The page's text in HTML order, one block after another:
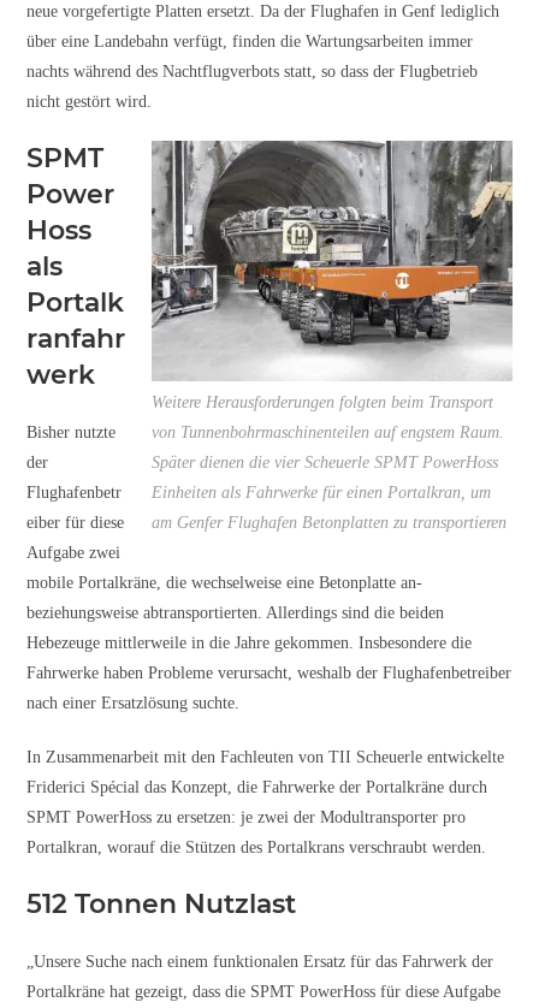
neue vorgefertigte Platten ersetzt. Da der Flughafen in Genf lediglich
über eine Landebahn verfügt, finden die Wartungsarbeiten immer
nachts während des Nachtflugverbots statt, so dass der Flugbetrieb
nicht gestört wird.
Weitere Herausforderungen folgten beim Transport
von Tunnenbohrmaschinenteilen auf engstem Raum.
Später dienen die vier Scheuerle SPMT PowerHoss
Einheiten als Fahrwerke für einen Portalkran, um
am Genfer Flughafen Betonplatten zu transportieren
SPMT
Power
Hoss
als
Portalk
ranfahr
werk
Bisher nutzte
der
Flughafenbetr
eiber für diese
Aufgabe zwei
mobile Portalkräne, die wechselweise eine Betonplatte an-
beziehungsweise abtransportierten. Allerdings sind die beiden
Hebezeuge mittlerweile in die Jahre gekommen. Insbesondere die
Fahrwerke haben Probleme verursacht, weshalb der Flughafenbetreiber
nach einer Ersatzlösung suchte.
In Zusammenarbeit mit den Fachleuten von TII Scheuerle entwickelte
Friderici Spécial das Konzept, die Fahrwerke der Portalkräne durch
SPMT PowerHoss zu ersetzen: je zwei der Modultransporter pro
Portalkran, worauf die Stützen des Portalkrans verschraubt werden.
512 Tonnen Nutzlast
„Unsere Suche nach einem funktionalen Ersatz für das Fahrwerk der
Portalkräne hat gezeigt, dass die SPMT PowerHoss für diese Aufgabe